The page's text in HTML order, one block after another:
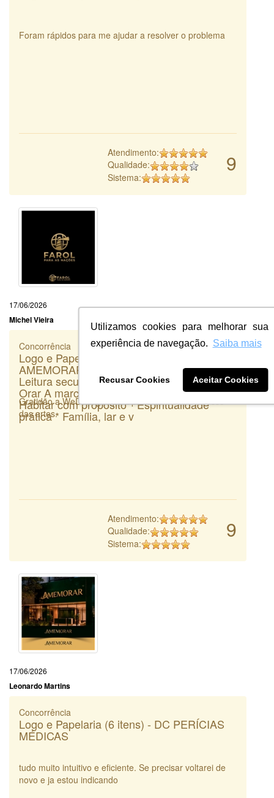
Utilizamos cookies para melhorar sua
experiência de navegação. Saiba mais
Recusar Cookies Aceitar Cookies
Foram rápidos para me ajudar a resolver o problema
9
Atendimento:
Qualidade:
Sistema:
17/06/2026
Michel Vieira
Concorrência
Logo e Papelaria (6 itens) - Nome fantasia:
AMEMORAR Leitura principal: Ame Morar
Leitura secundária (conceito oculto): Amém
Orar A marca nasce da união entre: *
Habitar com propósito * Espiritualidade
prática * Família, lar e v
Gratidão a WeDoLogos pela praticidade do processo
das artes.
9
Atendimento:
Qualidade:
Sistema:
17/06/2026
Leonardo Martins
Concorrência
Logo e Papelaria (6 itens) - DC PERÍCIAS
MÉDICAS
tudo muito intuitivo e eficiente. Se precisar voltarei de
novo e ja estou indicando